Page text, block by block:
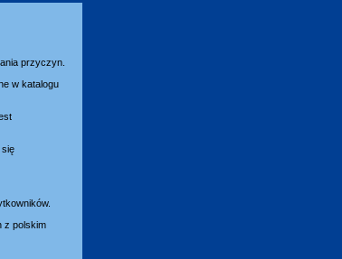
przyczyn.
w katalogu
się
z polskim